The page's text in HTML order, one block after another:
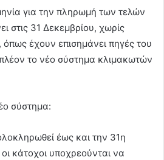
για την πληρωμή των τελών
στις 31 Δεκεμβρίου, χωρίς
έχουν επισημάνει πηγές του
το νέο σύστημα κλιμακωτών
σύστημα:
έως και την 31η
κάτοχοι υποχρεούνται να